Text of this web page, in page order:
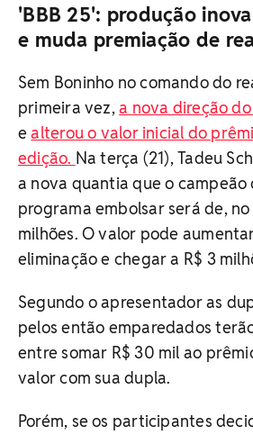
'BBB 25': produção
e muda premiação de
Sem Boninho no comando do
primeira vez,a nova direção
ealterou o valor inicial do
edição. Na terça (21), Tadeu
a nova quantia que o campeão
programa embolsar será de, no
milhões. O valor pode
eliminação e chegar a R$ 3
Segundo o apresentador as
pelos então emparedados
entre somar R$ 30 mil ao
valor com sua dupla.
Porém, se os participantes